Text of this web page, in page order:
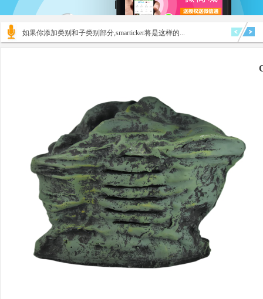
如果你添加类别和子类别部分,smarticker将是这样的...